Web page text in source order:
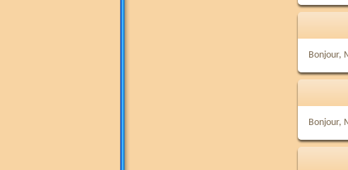
Bonjour,
Bonjour,